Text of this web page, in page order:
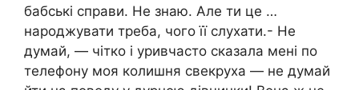
бабські справи. Не знаю. Але ти це …
народжувати треба, чого її слухати.- Не
думай, — чітко і уривчасто сказала мені по
телефону моя колишня свекруха — не думай